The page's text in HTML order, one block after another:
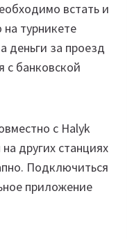
встать и
турникете
деньги за проезд
с банковской
с Halyk
других станциях
Подключиться
приложение